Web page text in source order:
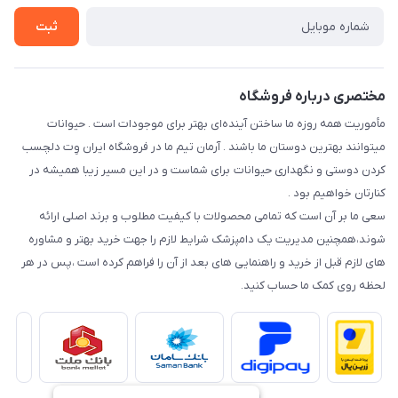
شرایط ارسال رایگان
ثبت
مختصری درباره فروشگاه
مأموریت همه روزه ما ساختن آینده‌ای بهتر برای موجودات است . حیوانات
میتوانند بهترین دوستان ما باشند . آرمان تیم ما در فروشگاه ایران وِت دلچسب
کردن دوستی و نگهداری حیوانات برای شماست و در این مسیر زیبا همیشه در
کنارتان خواهیم بود .
سعی ما بر آن است که تمامی محصولات با کیفیت مطلوب و برند اصلی ارائه
شوند،همچنین مدیریت یک دامپزشک شرایط لازم را جهت خرید بهتر و مشاوره
های لازم قبل از خرید و راهنمایی های بعد از آن را فراهم کرده است ،پس در هر
لحظه روی کمک ما حساب کنید.